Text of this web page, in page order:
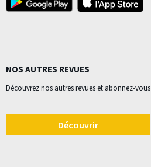
NOS AUTRES REVUES
Découvrez nos autres revues et abonnez-vous
Découvrir